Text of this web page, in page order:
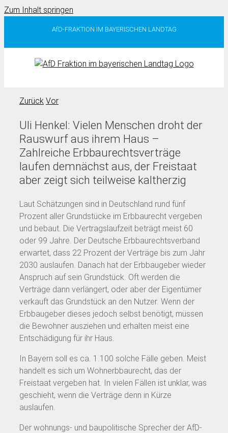
Zum Inhalt springen
AfD-FRAKTION IM BAYERISCHEN LANDTAG
Zurück Vor
Uli Henkel: Vielen Menschen droht der
Rauswurf aus ihrem Haus –
Zahlreiche Erbbaurechtsverträge
laufen demnächst aus, der Freistaat
aber zeigt sich teilweise kaltherzig
Laut Schätzungen sind in Deutschland rund fünf
Prozent aller Grundstücke im Erbbaurecht vergeben
und bebaut. Die Vertragslaufzeit beträgt meist 60
oder 99 Jahre. Der Deutsche Erbbaurechtsverband
erwartet, dass 22 Prozent der Verträge bis zum Jahr
2030 auslaufen. Danach hat der Erbbaugeber wieder
Anspruch auf sein Grundstück. Oft werden die
Verträge dann verlängert, oder aber der Eigentümer
verkauft das Grundstück an den Nutzer. Wenn der
Erbbaugeber dieses jedoch selbst benötigt, müssen
die Bewohner ausziehen und erhalten meist eine
Entschädigung für ihr Haus.
In Bayern soll es ca. 1.100 solche Fälle geben. Meist
handelt es sich um Wohnerbbaurecht, das der
Freistaat vergeben hat. In vielen Fällen ist unklar, was
geschieht, wenn die Verträge denn in Kürze
auslaufen.
Der wohnungs- und baupolitische Sprecher der AfD-